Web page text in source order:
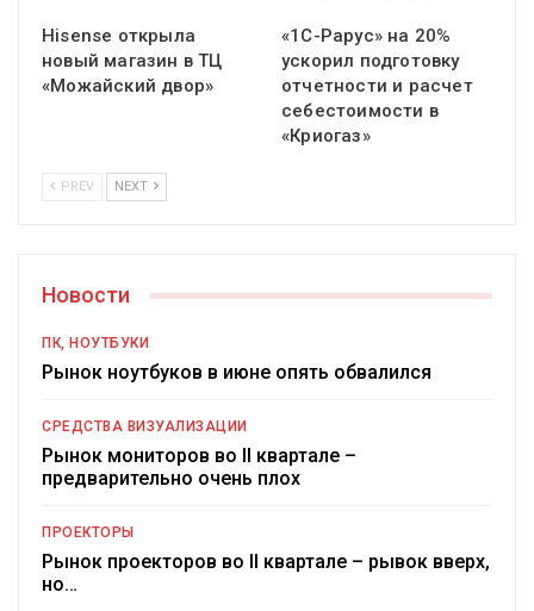
Hisense открыла
новый магазин в ТЦ
«Можайский двор»
«1С-Рарус» на 20%
ускорил подготовку
отчетности и расчет
себестоимости в
«Криогаз»
PREV NEXT
Новости
ПК, НОУТБУКИ
Рынок ноутбуков в июне опять обвалился
СРЕДСТВА ВИЗУАЛИЗАЦИИ
Рынок мониторов во II квартале –
предварительно очень плох
ПРОЕКТОРЫ
Рынок проекторов во II квартале – рывок вверх,
но…